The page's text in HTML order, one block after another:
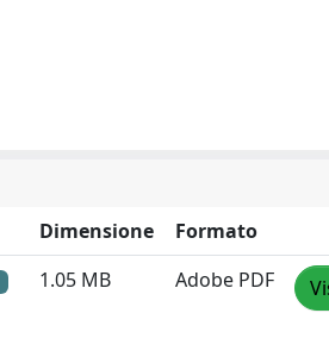
Dimensione
Formato
1.05 MB Adobe PDF